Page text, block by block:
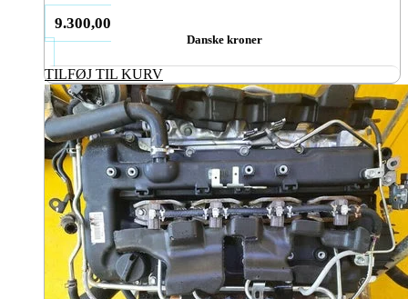
9.300,00
Danske kroner
TILFØJ TIL KURV